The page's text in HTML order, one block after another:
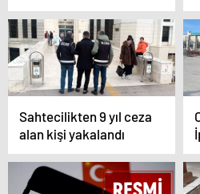
Tarihi Rekor
Sahtecilikten 9 yıl ceza
alan kişi yakalandı